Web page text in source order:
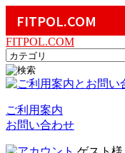
FITPOL.COM
FITPOL.COM
ご利用案内
お問い合わせ